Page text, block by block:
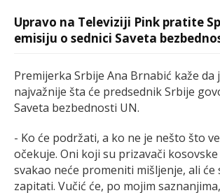
Upravo na Televiziji Pink pratite
emisiju o sednici Saveta
Premijerka Srbije Ana Brnabić kaže da
najvažnije šta će predsednik Srbije
Saveta bezbednosti UN.
- Ko će podržati, a ko ne je nešto što
očekuje. Oni koji su prizavači
svakao neće promeniti mišljenje, ali će
zapitati. Vučić će, po mojim